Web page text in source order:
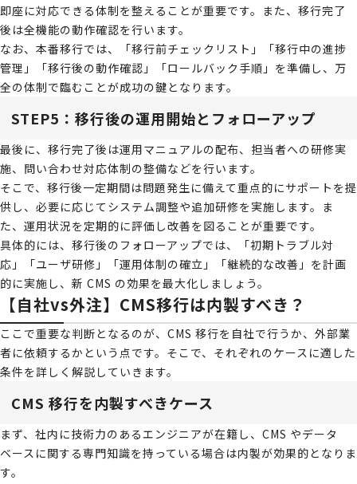
即座に対応できる体制を整えることが重要です。また、移行完了
後は全機能の動作確認を行います。
なお、本番移行では、「移行前チェックリスト」「移行中の進捗
管理」「移行後の動作確認」「ロールバック手順」を準備し、万
全の体制で臨むことが成功の鍵となります。
STEP5：移行後の運用開始とフォローアップ
最後に、移行完了後は運用マニュアルの配布、担当者への研修実
施、問い合わせ対応体制の整備などを行います。
そこで、移行後一定期間は問題発生に備えて重点的にサポートを提
供し、必要に応じてシステム調整や追加研修を実施します。ま
た、運用状況を定期的に評価し改善を図ることが重要です。
具体的には、移行後のフォローアップでは、「初期トラブル対
応」「ユーザ研修」「運用体制の確立」「継続的な改善」を計画
的に実施し、新 CMS の効果を最大化しましょう。
【自社vs外注】CMS移行は内製すべき？
ここで重要な判断となるのが、CMS 移行を自社で行うか、外部業
者に依頼するかという点です。そこで、それぞれのケースに適した
条件を詳しく解説していきます。
CMS 移行を内製すべきケース
まず、社内に技術力のあるエンジニアが在籍し、CMS やデータ
ベースに関する専門知識を持っている場合は内製が効果的となりま
す。